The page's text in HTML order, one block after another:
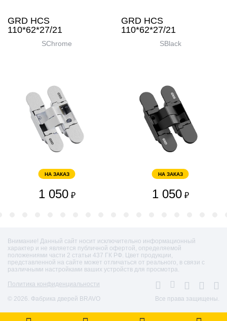
GRD HCS
110*62*27/21
SChrome
НА ЗАКАЗ
1 050 ₽
GRD HCS
110*62*27/21
SBlack
НА ЗАКАЗ
1 050 ₽
Внимание! Данный сайт носит исключительно информационный
характер и не является публичной офертой, определяемой
положениями части 2 статьи 437 ГК РФ. Цвет продукции,
представленной на сайте может отличаться от реального, в связи с
различными настройками ваших устройств для просмотра.
Политика конфиденциальности
© 2026. Фабрика дверей BRAVO Все права защищены.